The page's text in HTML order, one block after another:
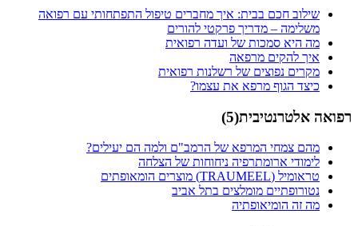
שילוב חכם בבית: איך מחברים טיפול התפתחותי עם רפואה
משלימה – מדריך פרקטי להורים
מה היא סמכות של ועדה רפואית
איך להקים מרפאה
מקרים נפוצים של רשלנות רפואית
כיצד הגוף מרפא את עצמו?
רפואה אלטרנטיבית(
5
)
מהם צמחי המרפא של הרמב"ם ולמה הם יעילים?
לימודי ארומתרפיה ניחוחות של הצלחה
טראומיל (TRAUMEEL) מוצרים הומאופתים
נטורופתיים מומלצים בתל אביב
מה זה הומיאופתיה